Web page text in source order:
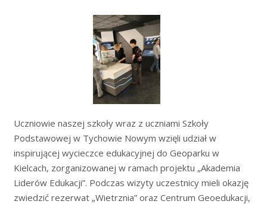
Uczniowie naszej szkoły wraz z uczniami Szkoły
Podstawowej w Tychowie Nowym wzięli udział w
inspirującej wycieczce edukacyjnej do Geoparku w
Kielcach, zorganizowanej w ramach projektu „Akademia
Liderów Edukacji”. Podczas wizyty uczestnicy mieli okazję
zwiedzić rezerwat „Wietrznia” oraz Centrum Geoedukacji,